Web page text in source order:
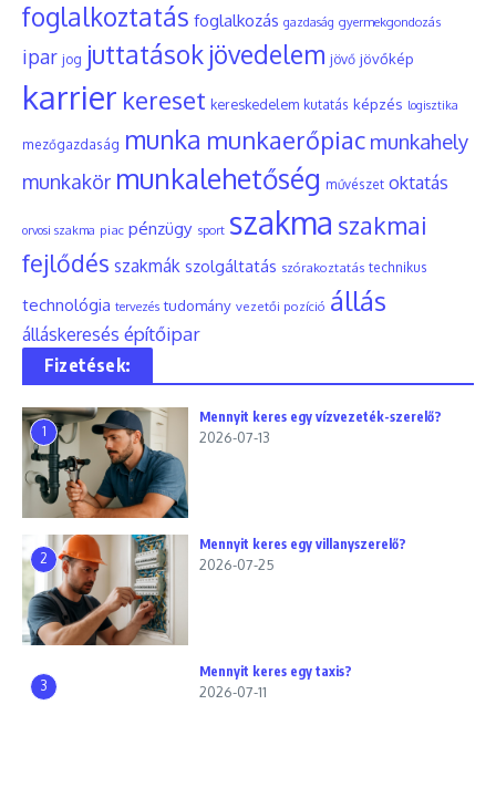
foglalkoztatás foglalkozás gazdaság gyermekgondozás
ipar jog juttatások jövedelem jövő jövőkép
karrier kereset kereskedelem kutatás képzés logisztika
mezőgazdaság munka munkaerőpiac munkahely
munkakör munkalehetőség művészet oktatás
orvosi szakma piac pénzügy sport szakma szakmai
fejlődés szakmák szolgáltatás szórakoztatás technikus
technológia tervezés tudomány vezetői pozíció állás
álláskeresés építőipar
Fizetések:
1
Mennyit keres egy vízvezeték-szerelő?
2026-07-13
2
Mennyit keres egy villanyszerelő?
2026-07-25
3
Mennyit keres egy taxis?
2026-07-11